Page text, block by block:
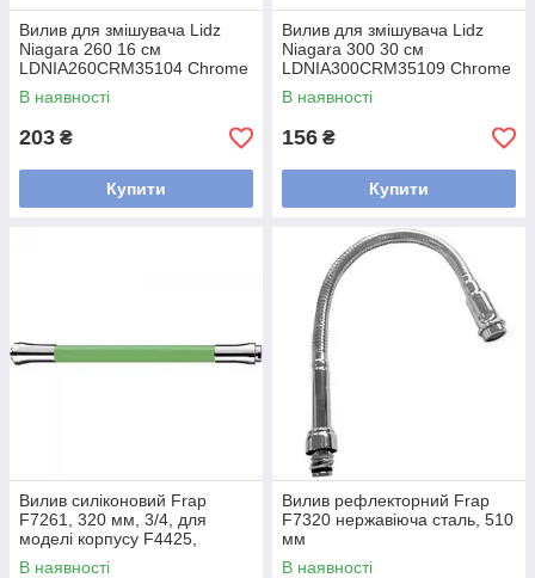
Вилив для змішувача Lidz
Niagara 260 16 см
LDNIA260CRM35104 Chrome
В наявності
203 ₴
Купити
Вилив для змішувача Lidz
Niagara 300 30 см
LDNIA300CRM35109 Chrome
В наявності
156 ₴
Купити
Вилив силіконовий Frap
F7261, 320 мм, 3/4, для
моделі корпусу F4425,
F4424, F4419, зелений
В наявності
Вилив рефлекторний Frap
F7320 нержавіюча сталь, 510
мм
В наявності